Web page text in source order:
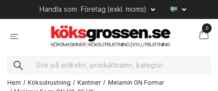
Handla som Företag (exkl. moms)
0
Hem Köksutrustning Kantiner
Melamin GN Formar